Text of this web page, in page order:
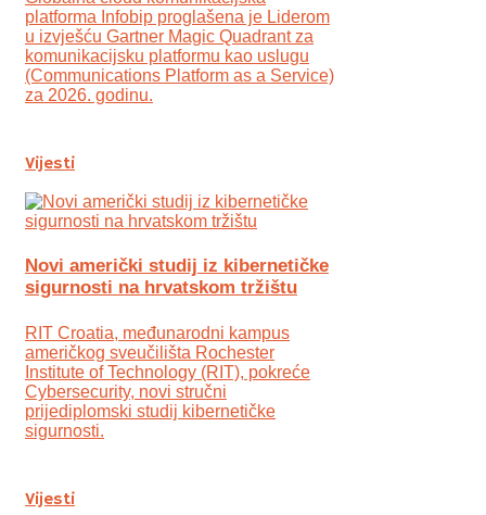
platforma Infobip proglašena je Liderom
u izvješću Gartner Magic Quadrant za
komunikacijsku platformu kao uslugu
(Communications Platform as a Service)
za 2026. godinu.
Vijesti
Novi američki studij iz kibernetičke
sigurnosti na hrvatskom tržištu
RIT Croatia, međunarodni kampus
američkog sveučilišta Rochester
Institute of Technology (RIT), pokreće
Cybersecurity, novi stručni
prijediplomski studij kibernetičke
sigurnosti.
Vijesti